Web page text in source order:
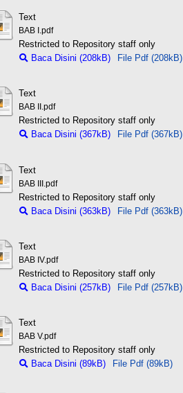
Text
BAB I.pdf
Restricted to Repository staff only
Baca Disini (208kB)
File Pdf (208kB)
Text
BAB II.pdf
Restricted to Repository staff only
Baca Disini (367kB)
File Pdf (367kB)
Text
BAB III.pdf
Restricted to Repository staff only
Baca Disini (363kB)
File Pdf (363kB)
Text
BAB IV.pdf
Restricted to Repository staff only
Baca Disini (257kB)
File Pdf (257kB)
Text
BAB V.pdf
Restricted to Repository staff only
Baca Disini (89kB)
File Pdf (89kB)